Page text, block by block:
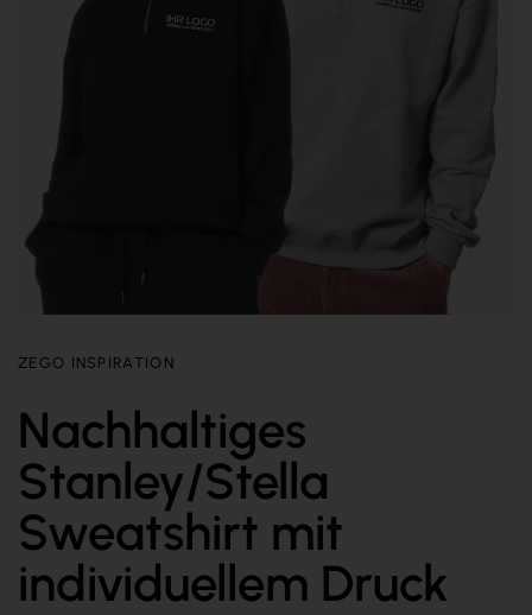
ZEGO INSPIRATION
Nachhaltiges
Stanley/Stella
Sweatshirt mit
individuellem Druck